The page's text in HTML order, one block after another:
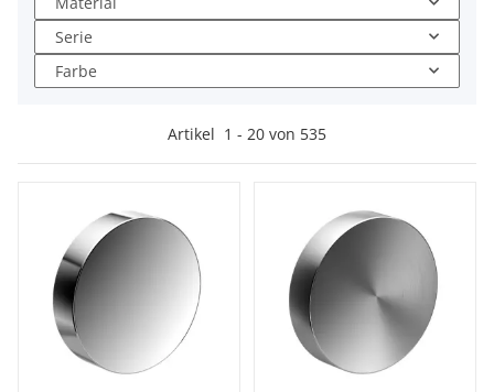
Serie
Farbe
Artikel 1 - 20 von 535